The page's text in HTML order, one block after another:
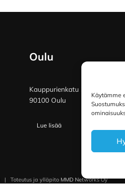
Käytämme
Oulu
Kauppurienkatu 34
90100 Oulu
Lue lisää
| Toteutus ja ylläpito MMD Networks Oy